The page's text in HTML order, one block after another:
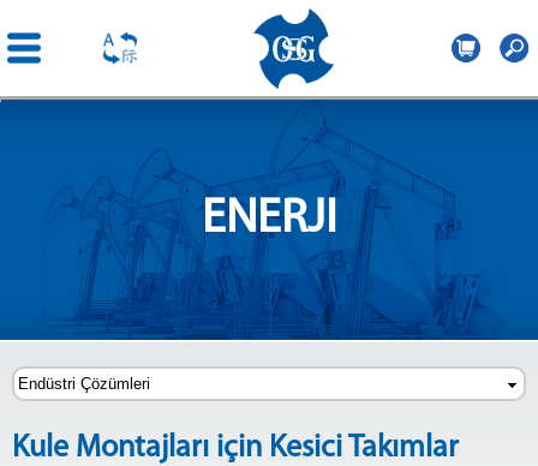
atla
Central
Europe
ENERJI
Kule Montajları için Kesici Takımlar